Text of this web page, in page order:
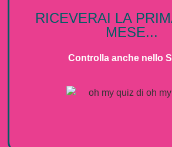
RICEVERAI LA
MESE...
Controlla anche nello